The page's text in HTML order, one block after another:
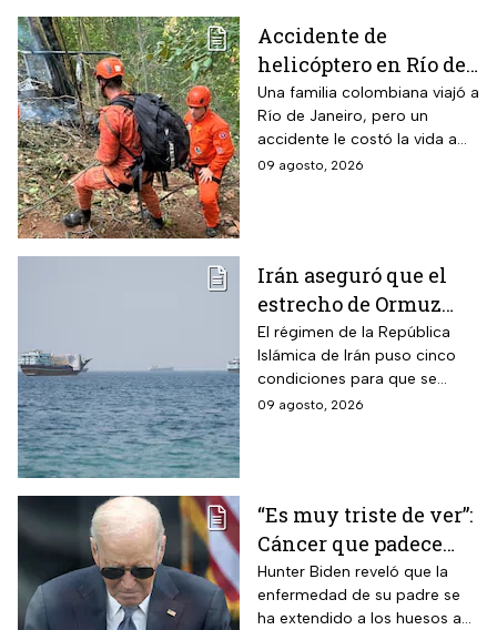
Accidente de
helicóptero en Río de
Janeiro deja muertos;
su familia los
esperaba en tierra
Una familia colombiana viajó a
Río de Janeiro, pero un
accidente le costó la vida a
tres integrantes
09 agosto, 2026
Irán aseguró que el
estrecho de Ormuz
seguirá bloqueado
hasta que EUA acepte
“sus condiciones”
El régimen de la República
Islámica de Irán puso cinco
condiciones para que se
reabra el estrecho de Ormuz
09 agosto, 2026
“Es muy triste de ver”:
Cáncer que padece
Joe Biden se propaga
y causa metástasis
Hunter Biden reveló que la
enfermedad de su padre se
ha extendido a los huesos a